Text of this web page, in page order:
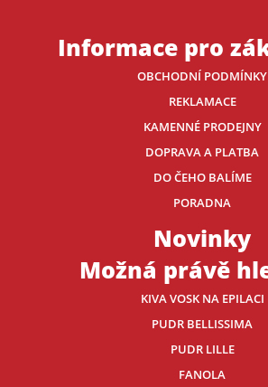
Informace pro
OBCHODNÍ PODMÍNKY
REKLAMACE
KAMENNÉ PRODEJNY
DOPRAVA A PLATBA
DO ČEHO BALÍME
PORADNA
Novinky
Možná právě
KIVA VOSK NA EPILACI
PUDR BELLISSIMA
PUDR LILLE
FANOLA